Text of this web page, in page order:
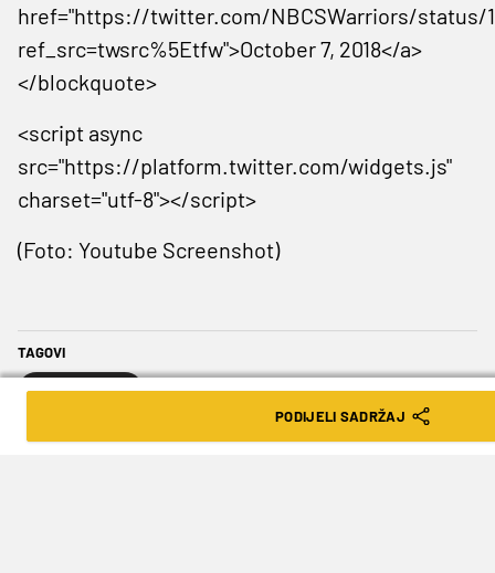
href="https://twitter.com/NBCSWarriors/status/
ref_src=twsrc%5Etfw">October 7, 2018</a>
</blockquote>
<script async
src="https://platform.twitter.com/widgets.js"
charset="utf-8"></script>
(Foto: Youtube Screenshot)
TAGOVI
Stephen Curry
PODIJELI SADRŽAJ